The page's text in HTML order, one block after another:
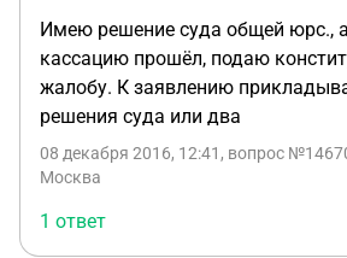
Имею решение суда общей юрс.,
кассацию прошёл, подаю
жалобу. К заявлению
решения суда или два
08 декабря 2016, 12:41 , вопрос
Москва
1 ответ